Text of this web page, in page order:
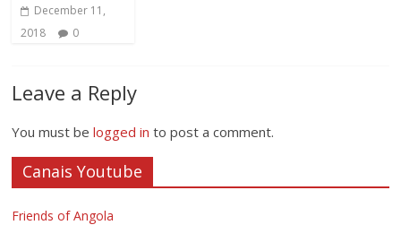
December 11,
2018
0
Leave a Reply
You must belogged in to post a comment.
Canais Youtube
Friends of Angola